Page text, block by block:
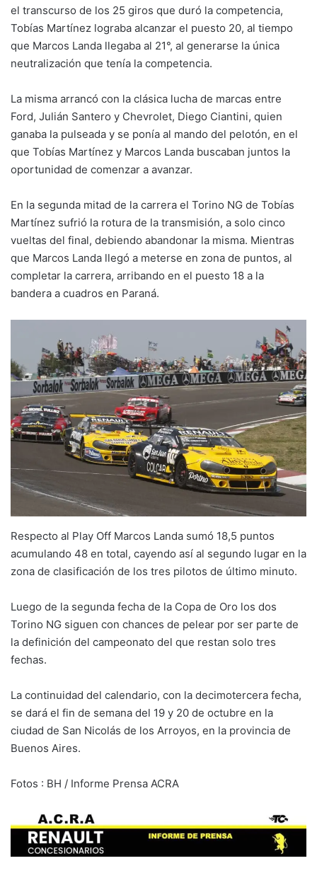
el transcurso de los 25 giros que duró la competencia,
Tobías Martínez lograba alcanzar el puesto 20, al tiempo
que Marcos Landa llegaba al 21°, al generarse la única
neutralización que tenía la competencia.
La misma arrancó con la clásica lucha de marcas entre
Ford, Julián Santero y Chevrolet, Diego Ciantini, quien
ganaba la pulseada y se ponía al mando del pelotón, en el
que Tobías Martínez y Marcos Landa buscaban juntos la
oportunidad de comenzar a avanzar.
En la segunda mitad de la carrera el Torino NG de Tobías
Martínez sufrió la rotura de la transmisión, a solo cinco
vueltas del final, debiendo abandonar la misma. Mientras
que Marcos Landa llegó a meterse en zona de puntos, al
completar la carrera, arribando en el puesto 18 a la
bandera a cuadros en Paraná.
Respecto al Play Off Marcos Landa sumó 18,5 puntos
acumulando 48 en total, cayendo así al segundo lugar en la
zona de clasificación de los tres pilotos de último minuto.
Luego de la segunda fecha de la Copa de Oro los dos
Torino NG siguen con chances de pelear por ser parte de
la definición del campeonato del que restan solo tres
fechas.
La continuidad del calendario, con la decimotercera fecha,
se dará el fin de semana del 19 y 20 de octubre en la
ciudad de San Nicolás de los Arroyos, en la provincia de
Buenos Aires.
Fotos : BH / Informe Prensa ACRA